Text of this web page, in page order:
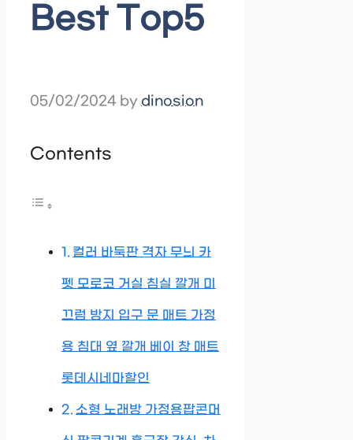
Best Top5
05/02/2024 by dinosion
Contents
컬러 바둑판 격자 무늬 카
펫 모로코 거실 침실 깔개 미
끄럼 방지 입구 문 매트 가정
용 침대 옆 깔개 베이 창 매트
롯데시네마할인
소형 노래방 가정용팝콘머